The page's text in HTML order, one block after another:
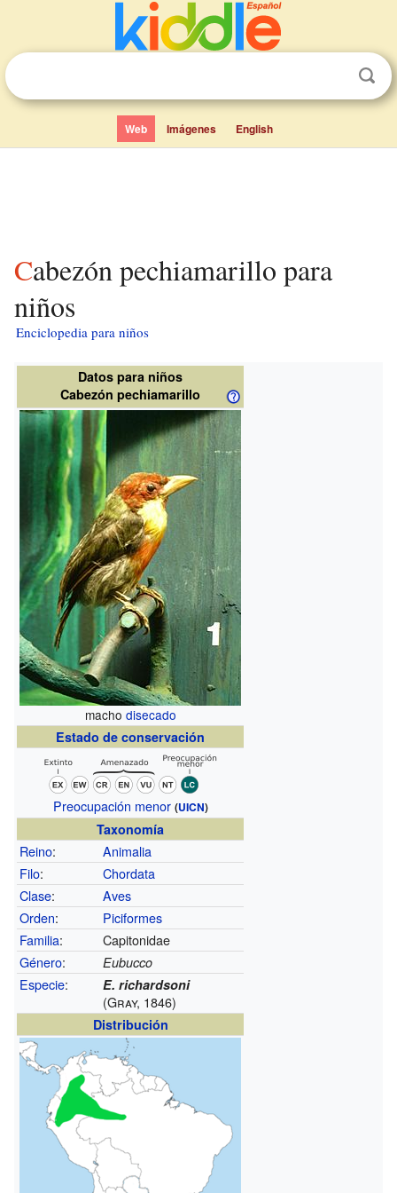
Web Imágenes English
Cabezón pechiamarillo para
niños
Enciclopedia para niños
Datos para niños
Cabezón pechiamarillo
macho disecado
Estado de conservación
Preocupación menor (UICN)
Taxonomía
Reino:
Animalia
Filo:
Chordata
Clase:
Aves
Orden:
Piciformes
Familia:
Capitonidae
Género: Eubucco
Especie: E. richardsoni
(Gray, 1846)
Distribución